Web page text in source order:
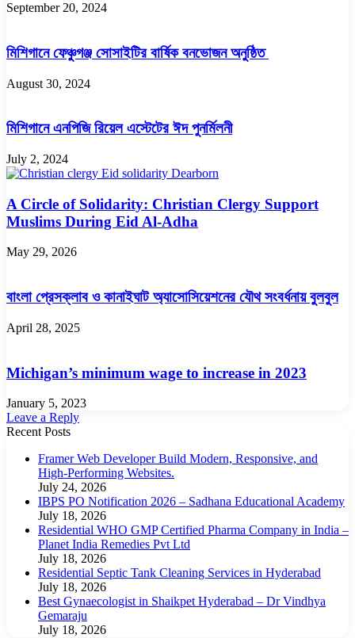
September 20, 2024
মিশিগানে ফেঞ্চুগঞ্জ সোসাইটির বার্ষিক বনভোজন অনুষ্ঠিত
August 30, 2024
মিশিগানে এনপিজি রিয়েল এস্টেটের ঈদ পুনর্মিলনী
July 2, 2024
A Circle of Solidarity: Christian Clergy Support
Muslims During Eid Al-Adha
May 29, 2026
বাংলা প্রেসক্লাব ও কানাইঘাট অ্যাসোসিয়েশনের যৌথ সংবর্ধনায় বুলবুল
April 28, 2025
Michigan’s minimum wage to increase in 2023
January 5, 2023
Leave a Reply
Recent Posts
Framer Web Developer Build Modern, Responsive, and
High-Performing Websites.
July 24, 2026
IBPS PO Notification 2026 – Sadhana Educational Academy
July 18, 2026
Residential WHO GMP Certified Pharma Company in India –
Planet India Remedies Pvt Ltd
July 18, 2026
Residential Septic Tank Cleaning Services in Hyderabad
July 18, 2026
Best Gynaecologist in Shaikpet Hyderabad – Dr Vindhya
Gemaraju
July 18, 2026